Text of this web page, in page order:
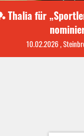
Thalia für
10.02.2026,